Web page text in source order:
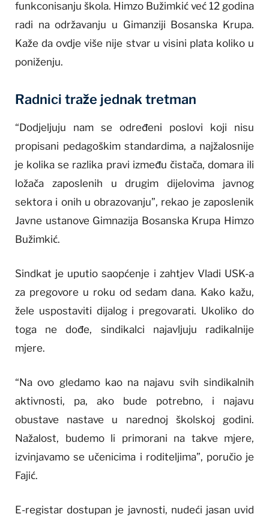
funkconisanju škola. Himzo Bužimkić već 12 godina
radi na održavanju u Gimanziji Bosanska Krupa.
Kaže da ovdje više nije stvar u visini plata koliko u
poniženju.
Radnici traže jednak tretman
“Dodjeljuju nam se određeni poslovi koji nisu
propisani pedagoškim standardima, a najžalosnije
je kolika se razlika pravi između čistača, domara ili
ložača zaposlenih u drugim dijelovima javnog
sektora i onih u obrazovanju”, rekao je zaposlenik
Javne ustanove Gimnazija Bosanska Krupa Himzo
Bužimkić.
Sindkat je uputio saopćenje i zahtjev Vladi USK-a
za pregovore u roku od sedam dana. Kako kažu,
žele uspostaviti dijalog i pregovarati. Ukoliko do
toga ne dođe, sindikalci najavljuju radikalnije
mjere.
“Na ovo gledamo kao na najavu svih sindikalnih
aktivnosti, pa, ako bude potrebno, i najavu
obustave nastave u narednoj školskoj godini.
Nažalost, budemo li primorani na takve mjere,
izvinjavamo se učenicima i roditeljima”, poručio je
Fajić.
E-registar dostupan je javnosti, nudeći jasan uvid